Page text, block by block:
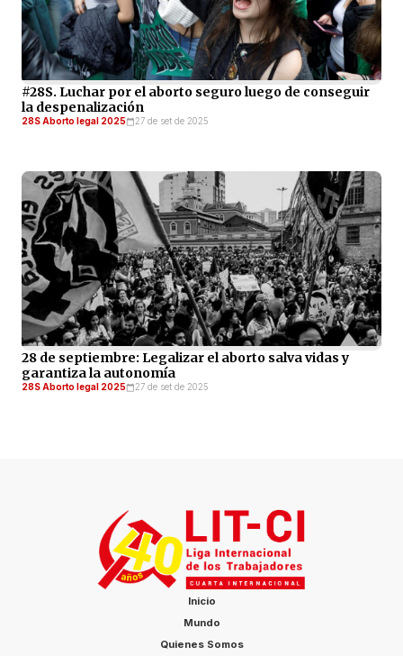
#28S. Luchar por el aborto seguro luego de conseguir
la despenalización
28S Aborto legal 2025 27 de set de 2025
28 de septiembre: Legalizar el aborto salva vidas y
garantiza la autonomía
28S Aborto legal 2025 27 de set de 2025
Inicio
Mundo
Quienes Somos